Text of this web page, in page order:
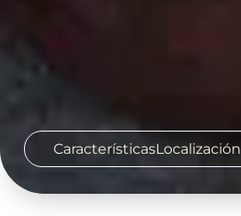
CaracterísticasLocalización